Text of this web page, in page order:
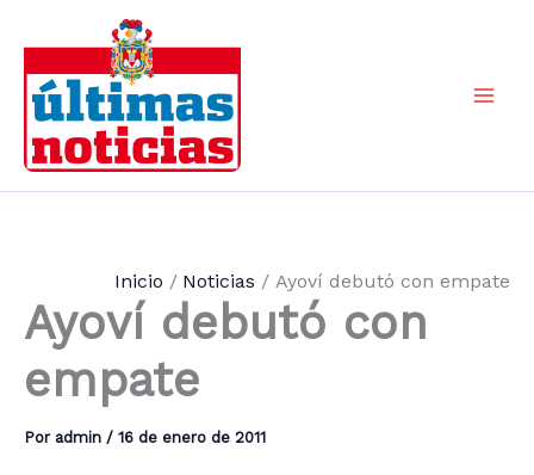
contenido
Inicio Noticias Ayoví debutó con empate
Ayoví debutó con
empate
Por admin / 16 de enero de 2011